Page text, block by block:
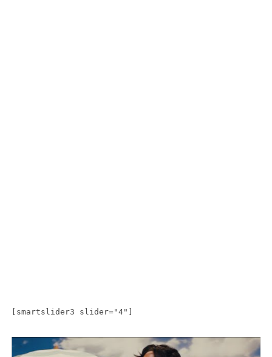
[smartslider3 slider="4"]